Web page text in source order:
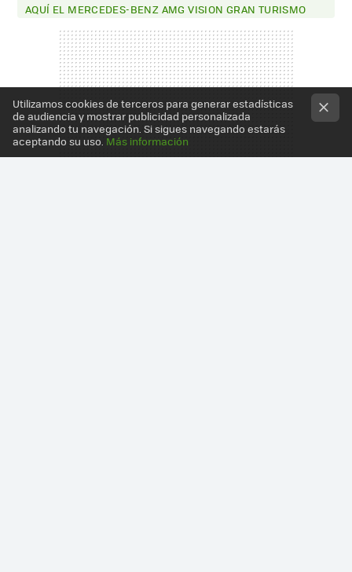
AQUÍ EL MERCEDES-BENZ AMG VISION GRAN TURISMO
Utilizamos cookies de terceros para generar estadísticas
de audiencia y mostrar publicidad personalizada
analizando tu navegación. Si sigues navegando estarás
aceptando su uso. Más información